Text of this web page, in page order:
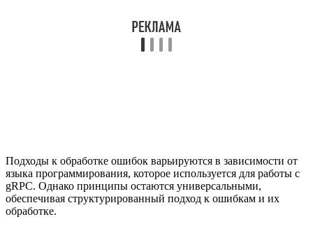
Подходы к обработке ошибок варьируются в зависимости от
языка программирования, которое используется для работы с
gRPC. Однако принципы остаются универсальными,
обеспечивая структурированный подход к ошибкам и их
обработке.